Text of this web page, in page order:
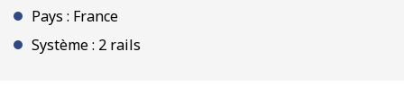
Pays : France
Système : 2 rails